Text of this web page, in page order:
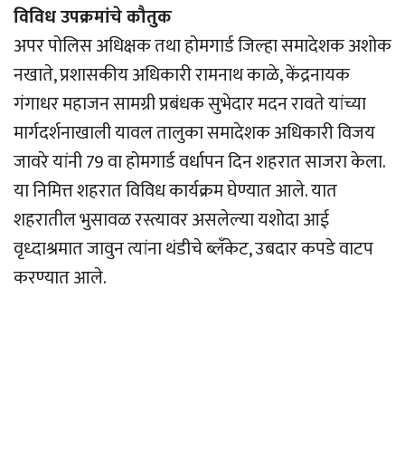
विविध उपक्रमांचे कौतुक
अपर पोलिस अधिक्षक तथा होमगार्ड जिल्हा समादेशक अशोक
नखाते, प्रशासकीय अधिकारी रामनाथ काळे, केंद्रनायक
गंगाधर महाजन सामग्री प्रबंधक सुभेदार मदन रावते यांच्या
मार्गदर्शनाखाली यावल तालुका समादेशक अधिकारी विजय
जावरे यांनी 79 वा होमगार्ड वर्धापन दिन शहरात साजरा केला.
या निमित्त शहरात विविध कार्यक्रम घेण्यात आले. यात
शहरातील भुसावळ रस्त्यावर असलेल्या यशोदा आई
वृध्दाश्रमात जावुन त्यांना थंडीचे ब्लँकेट, उबदार कपडे वाटप
करण्यात आले.